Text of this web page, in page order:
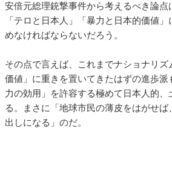
安倍元総理銃撃事件から考えるべき論
「テロと日本人」「暴力と日本的価値
めなければならないだろう。
その点で言えば、これまでナショナリズ
価値」に重きを置いてきたはずの進歩派
力の効用」を許容する極めて日本人的、
る。まさに「地球市民の薄皮をはがせば
出しになる」のだ。